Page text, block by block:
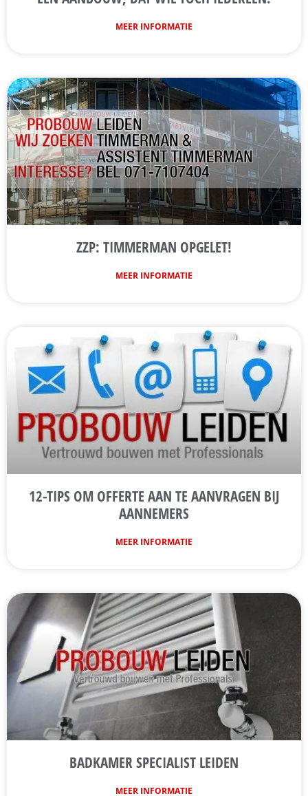
MEER INFORMATIE
ZZP: TIMMERMAN OPGELET!
MEER INFORMATIE
12-TIPS OM OFFERTE AAN TE AANVRAGEN BIJ
AANNEMERS
MEER INFORMATIE
BADKAMER SPECIALIST LEIDEN
MEER INFORMATIE